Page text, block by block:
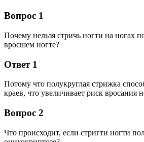
Вопрос 1
Почему нельзя стричь ногти на ногах
вросшем ногте?
Ответ 1
Потому что полукруглая стрижка
краев, что увеличивает риск вросания
Вопрос 2
Что происходит, если стригти ногти